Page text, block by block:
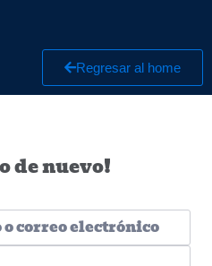
Regresar al home
de nuevo!